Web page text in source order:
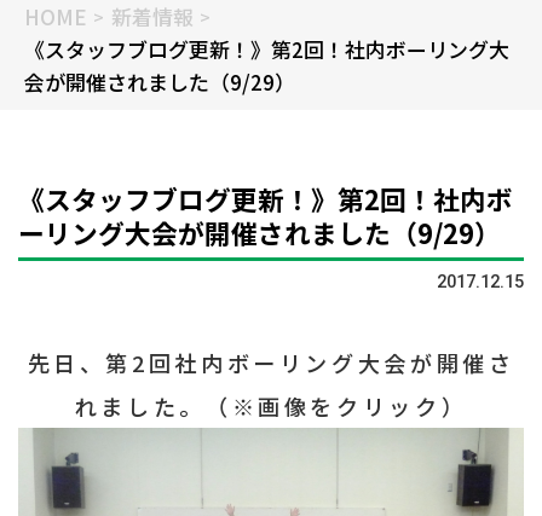
HOME
新着情報
《スタッフブログ更新！》第2回！社内ボーリング大
会が開催されました（9/29）
《スタッフブログ更新！》第2回！社内ボ
ーリング大会が開催されました（9/29）
2017.12.15
先日、第2回社内ボーリング大会が開催さ
れました。（※画像をクリック）